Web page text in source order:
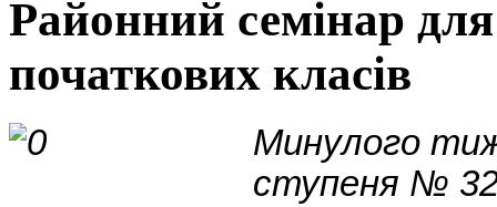
Районний семінар для
початкових класів
Минулого
ступеня №